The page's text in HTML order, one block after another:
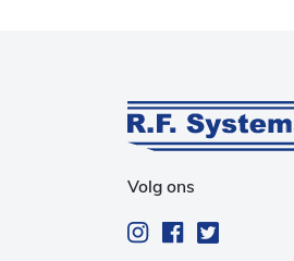
Volg ons